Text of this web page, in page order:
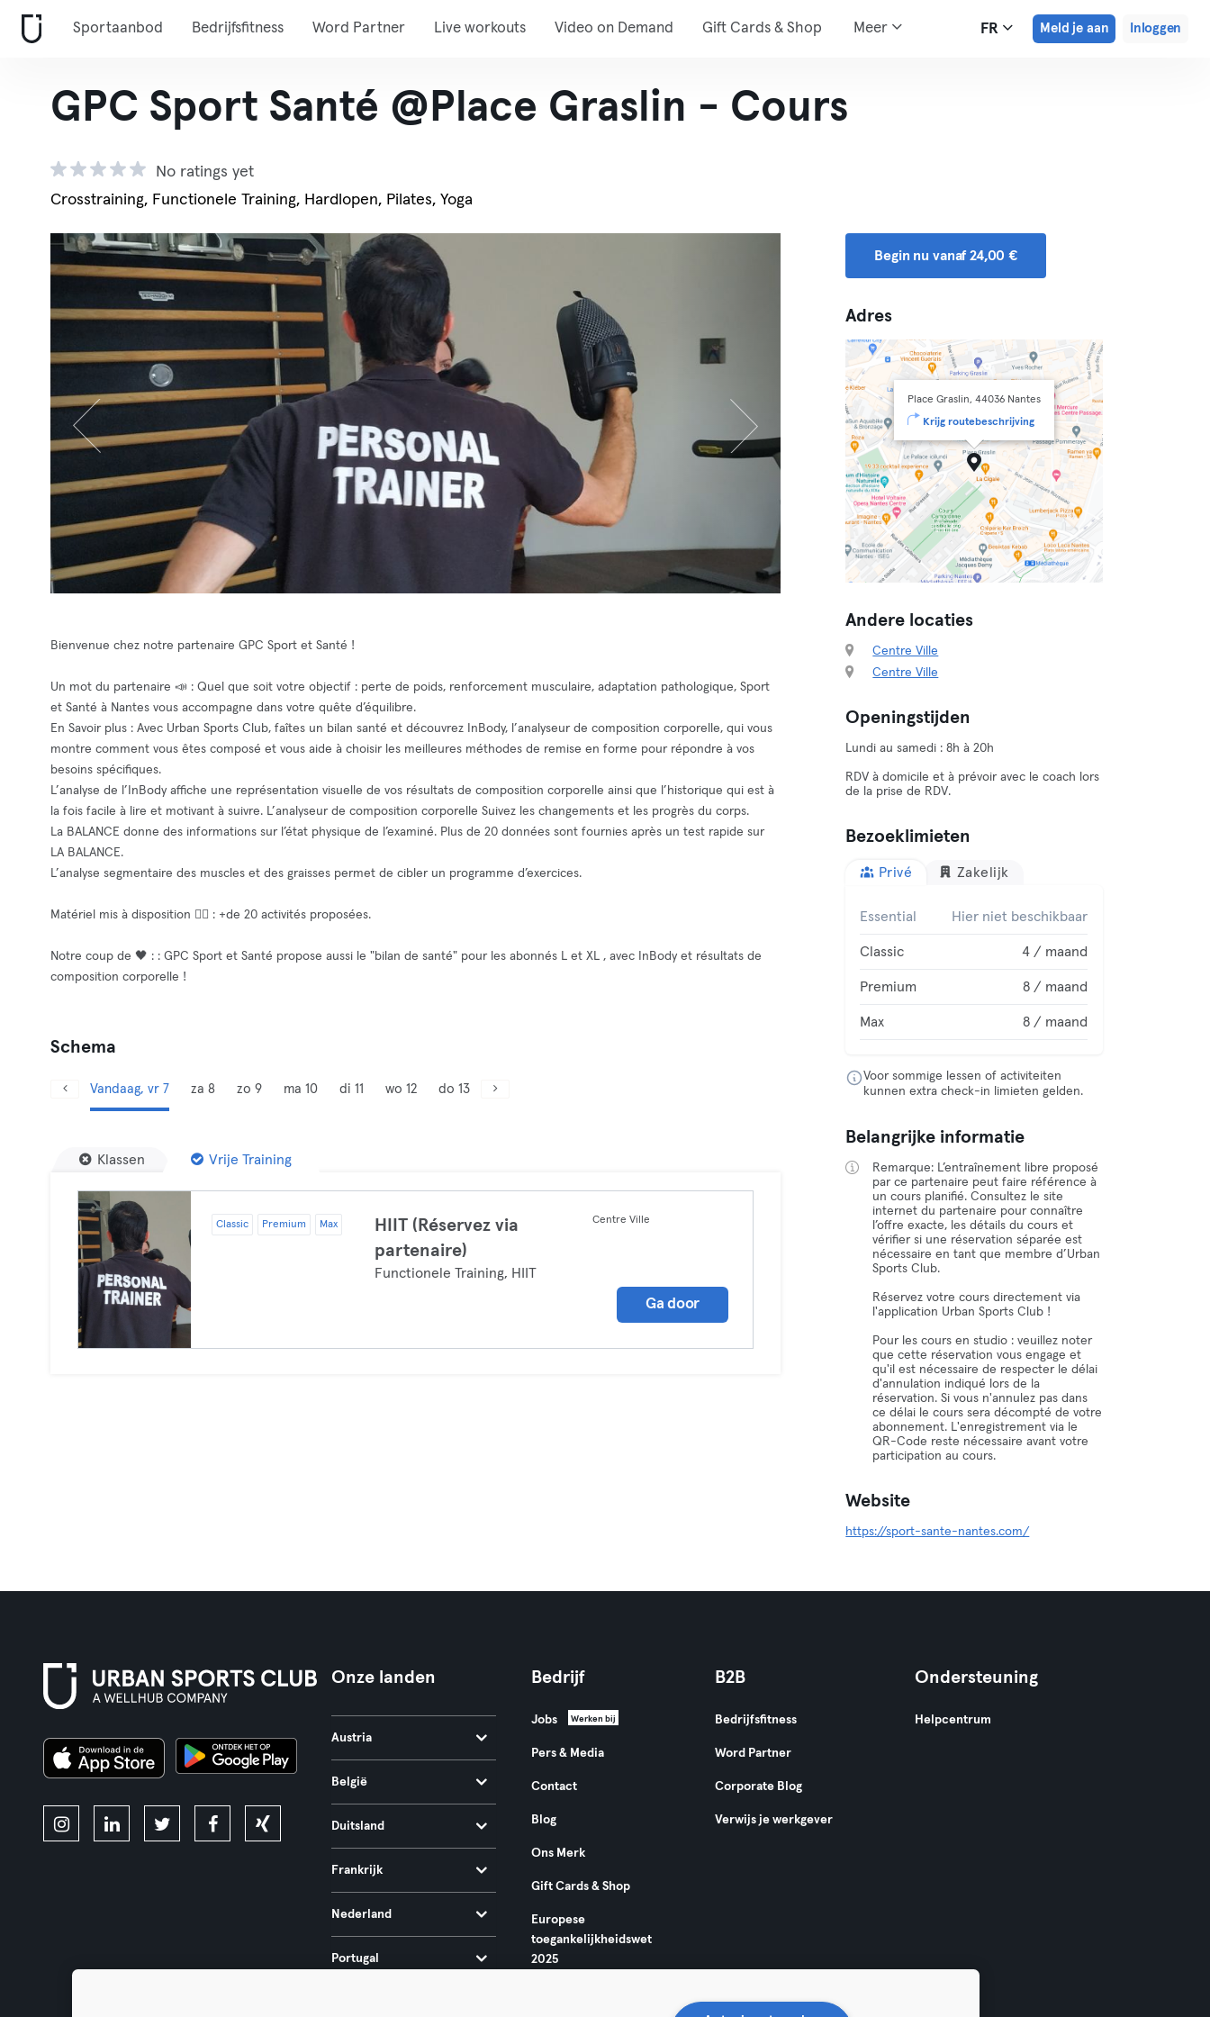
Sportaanbod Bedrijfsfitness Word Partner Live workouts Video on Demand Gift Cards & Shop Meer FR Meld je aan Inloggen
GPC Sport Santé @Place Graslin - Cours
No ratings yet
Crosstraining, Functionele Training, Hardlopen, Pilates, Yoga
Bienvenue chez notre partenaire GPC Sport et Santé !
Un mot du partenaire 📣 : Quel que soit votre objectif : perte de poids, renforcement musculaire, adaptation pathologique, Sport
et Santé à Nantes vous accompagne dans votre quête d’équilibre.
En Savoir plus : Avec Urban Sports Club, faîtes un bilan santé et découvrez InBody, l’analyseur de composition corporelle, qui vous
montre comment vous êtes composé et vous aide à choisir les meilleures méthodes de remise en forme pour répondre à vos
besoins spécifiques.
L’analyse de l’InBody affiche une représentation visuelle de vos résultats de composition corporelle ainsi que l’historique qui est à
la fois facile à lire et motivant à suivre. L’analyseur de composition corporelle Suivez les changements et les progrès du corps.
La BALANCE donne des informations sur l’état physique de l’examiné. Plus de 20 données sont fournies après un test rapide sur
LA BALANCE.
L’analyse segmentaire des muscles et des graisses permet de cibler un programme d’exercices.
Matériel mis à disposition 🧘‍♂️ : +de 20 activités proposées.
Notre coup de 🖤 : : GPC Sport et Santé propose aussi le "bilan de santé" pour les abonnés L et XL , avec InBody et résultats de
composition corporelle !
Schema
Vandaag, vr 7 za 8 zo 9 ma 10 di 11 wo 12 do 13
Klassen Vrije Training
Classic Premium Max
HIIT (Réservez via
partenaire)
Functionele Training, HIIT
Centre Ville
Ga door
Begin nu vanaf 24,00 €
Adres
Place Graslin, 44036 Nantes
Krijg routebeschrijving
Andere locaties
Centre Ville
Centre Ville
Openingstijden
Lundi au samedi : 8h à 20h
RDV à domicile et à prévoir avec le coach lors
de la prise de RDV.
Bezoeklimieten
Privé Zakelijk
Essential Hier niet beschikbaar
Classic 4 / maand
Premium 8 / maand
Max 8 / maand
Voor sommige lessen of activiteiten
kunnen extra check-in limieten gelden.
Belangrijke informatie
Remarque: L’entraînement libre proposé
par ce partenaire peut faire référence à
un cours planifié. Consultez le site
internet du partenaire pour connaître
l’offre exacte, les détails du cours et
vérifier si une réservation séparée est
nécessaire en tant que membre d’Urban
Sports Club.
Réservez votre cours directement via
l'application Urban Sports Club !
Pour les cours en studio : veuillez noter
que cette réservation vous engage et
qu'il est nécessaire de respecter le délai
d'annulation indiqué lors de la
réservation. Si vous n'annulez pas dans
ce délai le cours sera décompté de votre
abonnement. L'enregistrement via le
QR-Code reste nécessaire avant votre
participation au cours.
Website
https://sport-sante-nantes.com/
Onze landen
Austria
België
Duitsland
Frankrijk
Nederland
Portugal
Bedrijf
Jobs Werken bij
Pers & Media
Contact
Blog
Ons Merk
Gift Cards & Shop
Europese
toegankelijkheidswet
2025
B2B
Bedrijfsfitness
Word Partner
Corporate Blog
Verwijs je werkgever
Ondersteuning
Helpcentrum